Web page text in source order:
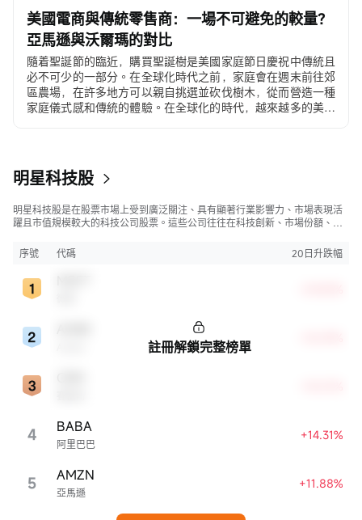
美國電商與傳統零售商：一場不可避免的較量？
亞馬遜與沃爾瑪的對比
隨着聖誕節的臨近，購買聖誕樹是美國家庭節日慶祝中傳統且
必不可少的一部分。在全球化時代之前，家庭會在週末前往郊
區農場，在許多地方可以親自挑選並砍伐樹木，從而營造一種
家庭儀式感和傳統的體驗。在全球化的時代，越來越多的美國
明星科技股
明星科技股是在股票市場上受到廣泛關注、具有顯著行業影響力、市場表現活
躍且市值規模較大的科技公司股票。這些公司往往在科技創新、市場份額、品
市，特別是科技行業板塊乃至全球經濟具有顯著影響。
序號 代碼 20日升跌幅
4 阿里巴巴
BABA +14.31%
5 亞馬遜
AMZN +11.88%
註冊解鎖完整榜單